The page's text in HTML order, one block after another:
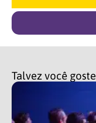
Talvez você goste